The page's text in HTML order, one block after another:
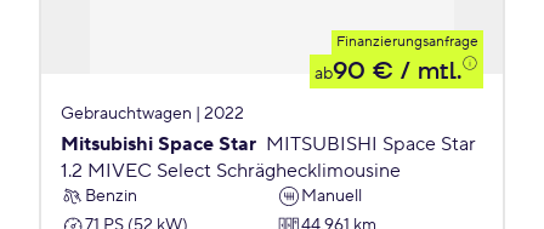
Finanzierungsanfrage
ab90 € / mtl.
Gebrauchtwagen | 2022
Mitsubishi Space Star MITSUBISHI Space Star
1.2 MIVEC Select Schräghecklimousine
Benzin
Manuell